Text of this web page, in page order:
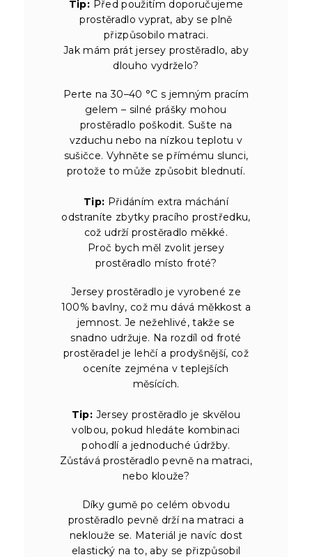
Tip: Před použitím doporučujeme
prostěradlo vyprat, aby se plně
přizpůsobilo matraci.
Jak mám prát jersey prostěradlo, aby
dlouho vydrželo?
Perte na 30–40 °C s jemným pracím
gelem – silné prášky mohou
prostěradlo poškodit. Sušte na
vzduchu nebo na nízkou teplotu v
sušičce. Vyhněte se přímému slunci,
protože to může způsobit blednutí.
Tip: Přidáním extra máchání
odstraníte zbytky pracího prostředku,
což udrží prostěradlo měkké.
Proč bych měl zvolit jersey
prostěradlo místo froté?
Jersey prostěradlo je vyrobené ze
100% bavlny, což mu dává měkkost a
jemnost. Je nežehlivé, takže se
snadno udržuje. Na rozdíl od froté
prostěradel je lehčí a prodyšnější, což
oceníte zejména v teplejších
měsících.
Tip: Jersey prostěradlo je skvělou
volbou, pokud hledáte kombinaci
pohodlí a jednoduché údržby.
Zůstává prostěradlo pevně na matraci,
nebo klouže?
Díky gumě po celém obvodu
prostěradlo pevně drží na matraci a
neklouže se. Materiál je navíc dost
elastický na to, aby se přizpůsobil